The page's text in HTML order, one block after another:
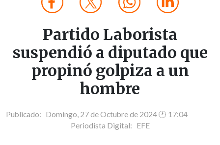
Partido Laborista
suspendió a diputado que
propinó golpiza a un
hombre
Publicado: Domingo, 27 de Octubre de 2024 🕐 17:04
Periodista Digital: EFE